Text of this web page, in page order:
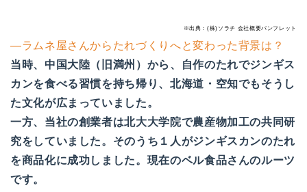
※出典：(株)ソラチ 会社概要パンフレット
―ラムネ屋さんからたれづくりへと変わった背景は？
当時、中国大陸（旧満州）から、自作のたれでジンギス
カンを食べる習慣を持ち帰り、北海道・空知でもそうし
た文化が広まっていました。
一方、当社の創業者は北大大学院で農産物加工の共同研
究をしていました。そのうち１人がジンギスカンのたれ
を商品化に成功しました。現在のベル食品さんのルーツ
です。